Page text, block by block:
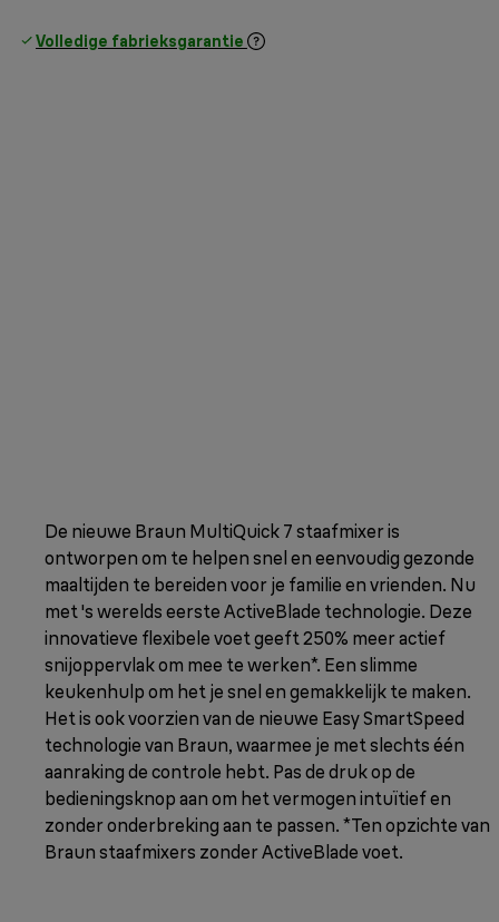
Volledige fabrieksgarantie
De nieuwe Braun MultiQuick 7 staafmixer is
ontworpen om te helpen snel en eenvoudig gezonde
maaltijden te bereiden voor je familie en vrienden. Nu
met 's werelds eerste ActiveBlade technologie. Deze
innovatieve flexibele voet geeft 250% meer actief
snijoppervlak om mee te werken*. Een slimme
keukenhulp om het je snel en gemakkelijk te maken.
Het is ook voorzien van de nieuwe Easy SmartSpeed
technologie van Braun, waarmee je met slechts één
aanraking de controle hebt. Pas de druk op de
bedieningsknop aan om het vermogen intuïtief en
zonder onderbreking aan te passen. *Ten opzichte van
Braun staafmixers zonder ActiveBlade voet.